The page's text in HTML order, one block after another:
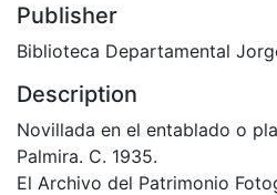
Publisher
Biblioteca Departamental
Description
Novillada en el entablado o
Palmira. C. 1935.
El Archivo del Patrimonio